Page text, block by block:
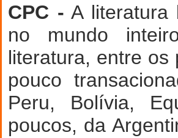
CPC - A literatura
no mundo
literatura, entre
pouco
Peru, Bolívia,
poucos, da